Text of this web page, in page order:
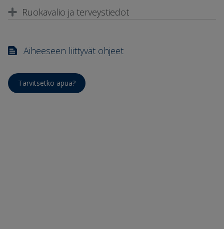
Ruokavalio ja terveystiedot
Aiheeseen liittyvät ohjeet
Tarvitsetko apua?